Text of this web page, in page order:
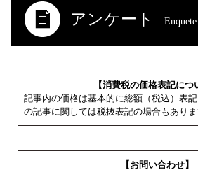
アンケート Enquete
【消費税の価格表記につ
記事内の価格は基本的に総額（税込）表
の記事に関しては税抜表記の場合もありま
【お問い合わせ】